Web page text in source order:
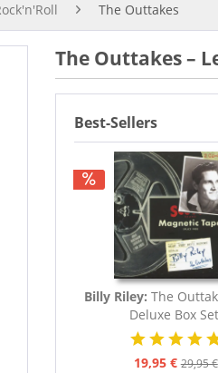
The Outtakes
The Outtakes –
Best-Sellers
Billy Riley: The
Deluxe Box
19,95 € 29,95 €